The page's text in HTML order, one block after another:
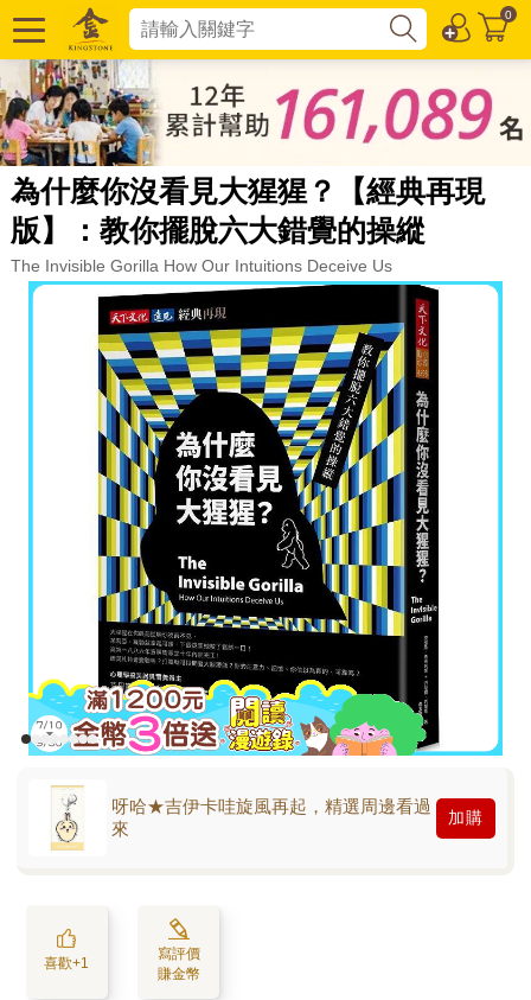
0
為什麼你沒看見大猩猩？【經典再現
版】：教你擺脫六大錯覺的操縱
The Invisible Gorilla How Our Intuitions Deceive Us
呀哈★吉伊卡哇旋風再起，精選周邊看過
來
加購
喜歡+1
寫評價
賺金幣